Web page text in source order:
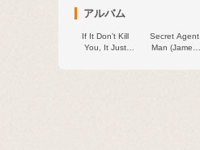
アルバム
If It Don’t Kill
You, It Just
Secret Agent
Man (James